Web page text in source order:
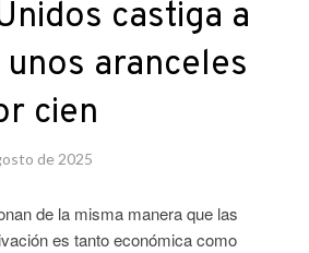
castiga a
aranceles
cien
de 2025
de la misma manera que las
es tanto económica como